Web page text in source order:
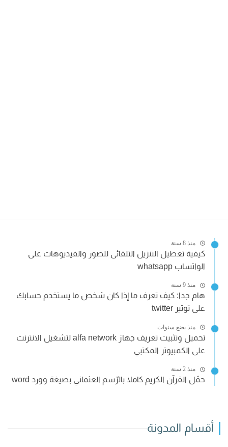
منذ 8 سنة
كيفية تعطيل التنزيل التلقائى للصور والفيديوهات على
الواتساب whatsapp
منذ 9 سنة
هام جدا: كيف تعرف ما إذا كان شخص ما يستخدم حسابك
على توتير twitter
منذ بضع سنوات
تحميل وتثبيت تعريف جهاز alfa network لتشغيل الانترنت
على الكمبيوتر المكتبي
منذ 2 سنة
حمّل القرآن الكريم كاملا بالرّسم العثماني بصيغة وورد word
أقسام المدونة